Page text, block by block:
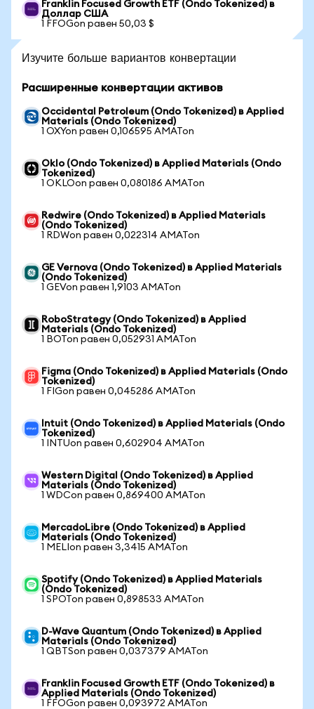
Franklin Focused Growth ETF (Ondo Tokenized) в
Доллар США
1 FFOGon равен 50,03 $
Изучите больше вариантов конвертации
Расширенные конвертации активов
Occidental Petroleum (Ondo Tokenized) в Applied
Materials (Ondo Tokenized)
1 OXYon равен 0,106595 AMATon
Oklo (Ondo Tokenized) в Applied Materials (Ondo
Tokenized)
1 OKLOon равен 0,080186 AMATon
Redwire (Ondo Tokenized) в Applied Materials
(Ondo Tokenized)
1 RDWon равен 0,022314 AMATon
GE Vernova (Ondo Tokenized) в Applied Materials
(Ondo Tokenized)
1 GEVon равен 1,9103 AMATon
RoboStrategy (Ondo Tokenized) в Applied
Materials (Ondo Tokenized)
1 BOTon равен 0,052931 AMATon
Figma (Ondo Tokenized) в Applied Materials (Ondo
Tokenized)
1 FIGon равен 0,045286 AMATon
Intuit (Ondo Tokenized) в Applied Materials (Ondo
Tokenized)
1 INTUon равен 0,602904 AMATon
Western Digital (Ondo Tokenized) в Applied
Materials (Ondo Tokenized)
1 WDCon равен 0,869400 AMATon
MercadoLibre (Ondo Tokenized) в Applied
Materials (Ondo Tokenized)
1 MELIon равен 3,3415 AMATon
Spotify (Ondo Tokenized) в Applied Materials
(Ondo Tokenized)
1 SPOTon равен 0,898533 AMATon
D-Wave Quantum (Ondo Tokenized) в Applied
Materials (Ondo Tokenized)
1 QBTSon равен 0,037379 AMATon
Franklin Focused Growth ETF (Ondo Tokenized) в
Applied Materials (Ondo Tokenized)
1 FFOGon равен 0,093972 AMATon